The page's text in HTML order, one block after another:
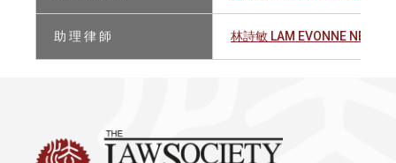
助 理 律 師 林詩敏 LAM EVONNE